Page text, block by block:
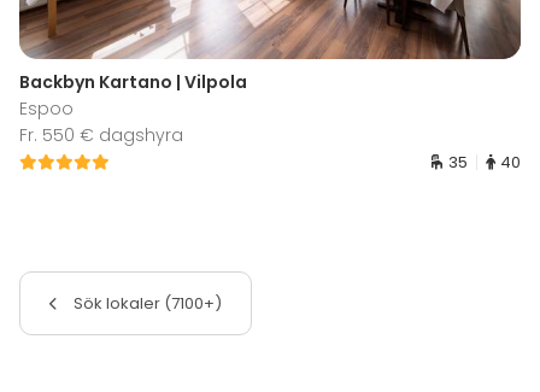
Backbyn Kartano | Vilpola
Espoo
Fr. 550 € dagshyra
35 40
Sök lokaler (7100+)